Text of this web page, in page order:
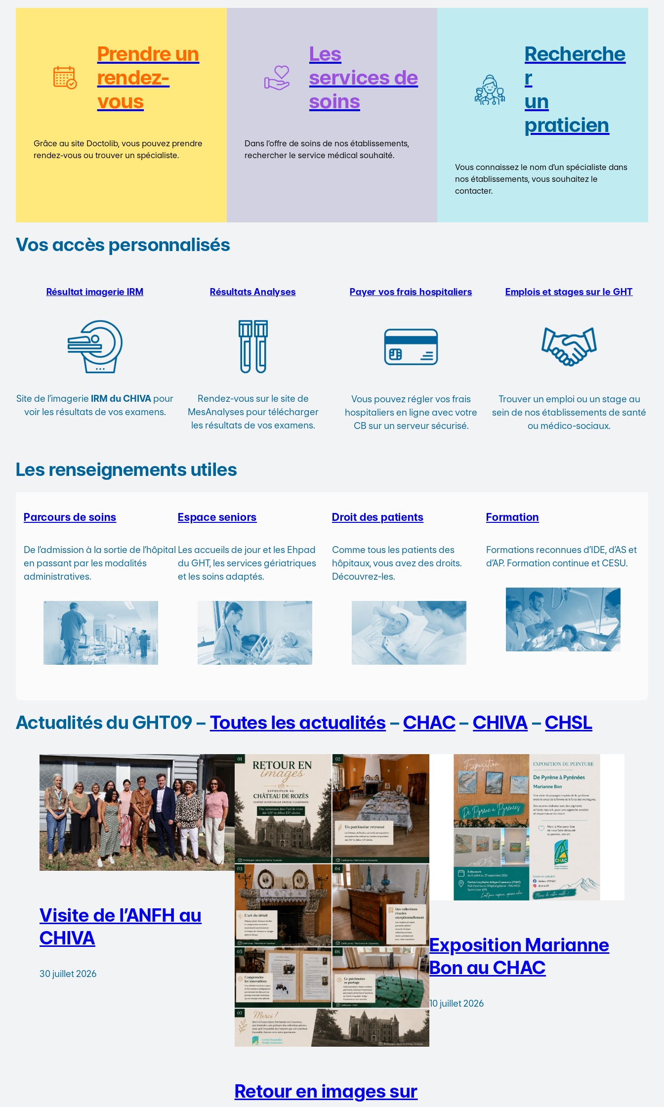
Prendre un
rendez-
vous
Grâce au site Doctolib, vous pouvez prendre
rendez-vous ou trouver un spécialiste.
Les
services de
soins
Dans l’offre de soins de nos établissements,
rechercher le service médical souhaité.
Recherche
r
un
praticien
Vous connaissez le nom d’un spécialiste dans
nos établissements, vous souhaitez le
contacter.
Vos accès personnalisés
Résultat imagerie IRM
Site de l’imagerie IRM du CHIVA pour
voir les résultats de vos examens.
Résultats Analyses
Rendez-vous sur le site de
MesAnalyses pour télécharger
les résultats de vos examens.
Payer vos frais hospitaliers
Vous pouvez régler vos frais
hospitaliers en ligne avec votre
CB sur un serveur sécurisé.
Emplois et stages sur le GHT
Trouver un emploi ou un stage au
sein de nos établissements de santé
ou médico-sociaux.
Les renseignements utiles
Parcours de soins
De l’admission à la sortie de l’hôpital
en passant par les modalités
administratives.
Espace seniors
Les accueils de jour et les Ehpad
du GHT, les services gériatriques
et les soins adaptés.
Droit des patients
Comme tous les patients des
hôpitaux, vous avez des droits.
Découvrez-les.
Formation
Formations reconnues d’IDE, d’AS et
d’AP. Formation continue et CESU.
Actualités du GHT09 – Toutes les actualités – CHAC– CHIVA – CHSL
Visite de l’ANFH au
CHIVA
30 juillet 2026
Retour en images sur
Exposition Marianne
Bon au CHAC
10 juillet 2026